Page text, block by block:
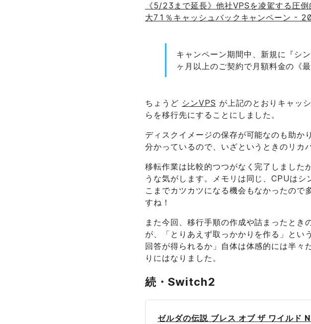
《5/23まで延長》他社VPSを凌駕する圧
大71％キャッシュバックキャンペーン -
キャンペーン期間中、新規に『シ
ヶ月以上のご契約で月額料金の《
ちょうど シンVPS が上記のとおりキャッ
らを移行先にすることにしました。
ディスクイメージの保存が可能なのも助か
分かっているので、いざというときのリカ
移転作業は比較的つつがなく完了しました
うな気がします。メモリは同じ、CPUは
こまでカツカツになる機会もなかったので
すね！
また今回、移行手順の作成や詰まったと
が、「とりあえず取っかかりを作る」とい
回答が得られるか」自体は体感的には半々
りにはなりました。
続・Switch2